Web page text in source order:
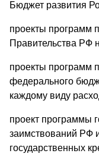
Бюджет развития
проекты программ
Правительства РФ
проекты программ
федерального
каждому виду
проект программы
заимствований РФ
государственных